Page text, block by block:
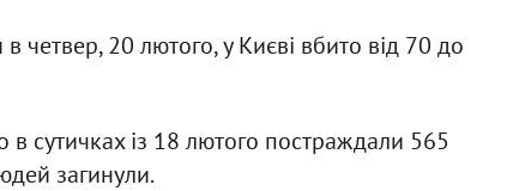
четвер, 20 лютого, у Києві вбито від 70 до
в сутичках із 18 лютого постраждали 565
загинули.